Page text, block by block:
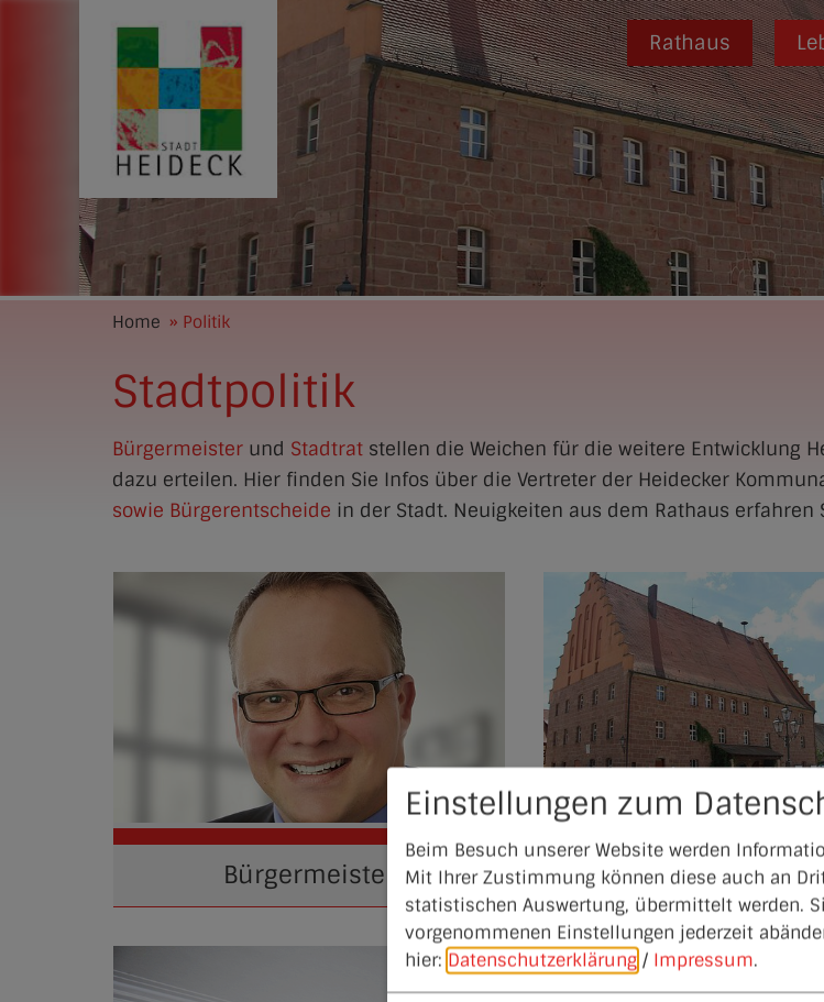
Rathaus
Home » Politik
Stadtpolitik
Bürgermeister und Stadtrat stellen die Weichen für die weitere Entwicklung
dazu erteilen. Hier finden Sie Infos über die Vertreter der Heidecker
sowie Bürgerentscheide in der Stadt. Neuigkeiten aus dem Rathaus erfahren
Bürgermeister Stadtrat
Einstellungen zum
Beim Besuch unserer Website werden
Mit Ihrer Zustimmung können diese auch an
statistischen Auswertung, übermittelt werden.
vorgenommenen Einstellungen jederzeit
hier: Datenschutzerklärung / Impressum.